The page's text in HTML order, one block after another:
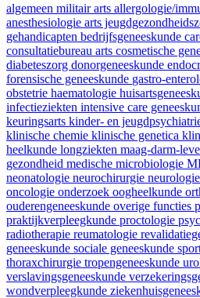
algemeen militair arts allergologie/
anesthesiologie arts
gehandicapten bedrijfsgeneeskunde
consultatiebureau arts cosmetische
diabeteszorg donorgeneeskunde
forensische geneeskunde gastro-
obstetrie haematologie
infectieziekten intensive care
keuringsarts kinder- en
klinische chemie klinische genetica
heelkunde longziekten maag-darm-
gezondheid medische microbiologie
neonatologie neurochirurgie neurologie
oncologie onderzoek oogheelkunde
ouderengeneeskunde overige functies
praktijkverpleegkunde proctologie
radiotherapie reumatologie
geneeskunde sociale geneeskunde
thoraxchirurgie tropengeneeskunde
verslavingsgeneeskunde
wondverpleegkunde